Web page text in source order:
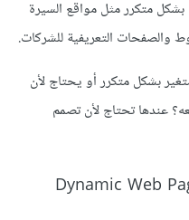
متكرر مثل مواقع السيرة
والصفحات التعريفية للشركات.
بشكل متكرر أو يحتاج لأن
عندها تحتاج لأن تصمم